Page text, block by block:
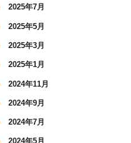
2025年7月
2025年5月
2025年3月
2025年1月
2024年11月
2024年9月
2024年7月
2024年5月